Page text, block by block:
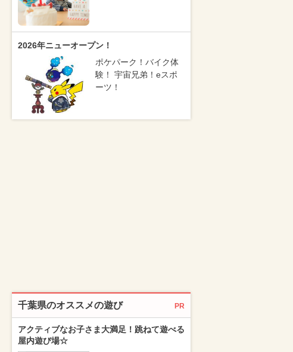
2026年ニューオープン！
ポケパーク！バイク体
験！ 宇宙兄弟！eスポ
ーツ！
千葉県のオススメの遊び PR
アクティブなお子さま大満足！跳ねて遊べる
屋内遊び場☆